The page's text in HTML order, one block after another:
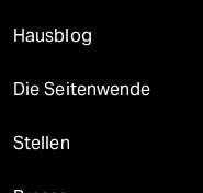
Hausblog
Die Seitenwende
Stellen